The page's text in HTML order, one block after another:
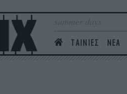
summer days
ΤΑΙΝΙΕΣ ΝΕΑ